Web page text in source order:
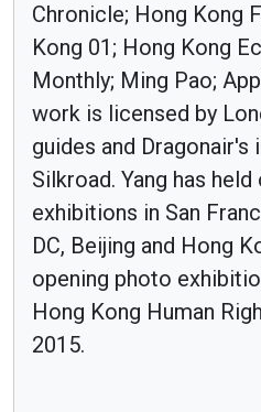
Chronicle; Hong Kong
Kong 01; Hong Kong
Monthly; Ming Pao;
work is licensed by
guides and Dragonair's
Silkroad. Yang has
exhibitions in San
DC, Beijing and Hong
opening photo
Hong Kong Human
2015.